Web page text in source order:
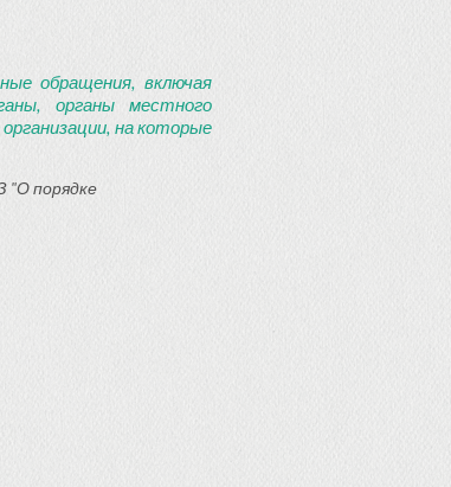
обращения, включая
органы местного
на которые
"О порядке